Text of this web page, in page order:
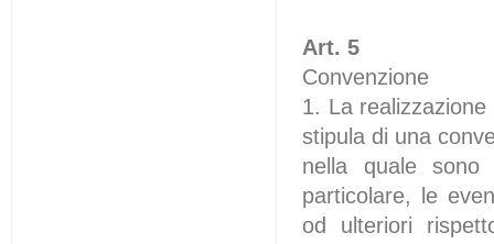
Art. 5
Convenzione
1. La
stipula di una
nella quale
particolare, le
od ulteriori